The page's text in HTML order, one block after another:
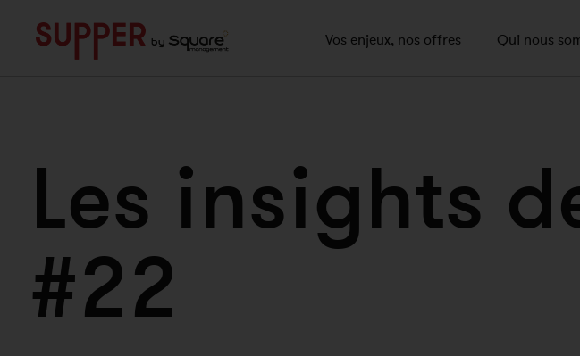
Vos enjeux, nos offres
Qui nous
Les insights
#22